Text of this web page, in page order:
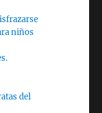
niños
del